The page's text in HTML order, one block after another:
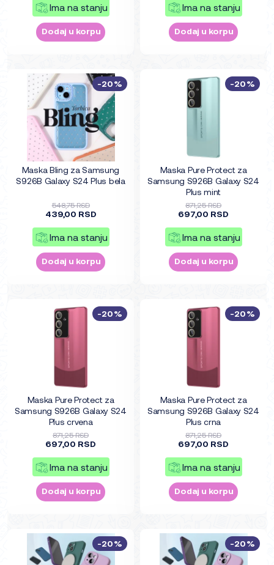
Ima na stanju
Dodaj u korpu
Ima na stanju
Dodaj u korpu
Maska Bling za Samsung
S926B Galaxy S24 Plus bela
548,75 RSD
439,00 RSD
Ima na stanju
Dodaj u korpu
-20%
Maska Pure Protect za
Samsung S926B Galaxy S24
Plus mint
871,25 RSD
697,00 RSD
Ima na stanju
Dodaj u korpu
-20%
Maska Pure Protect za
Samsung S926B Galaxy S24
Plus crvena
871,25 RSD
697,00 RSD
Ima na stanju
Dodaj u korpu
-20%
Maska Pure Protect za
Samsung S926B Galaxy S24
Plus crna
871,25 RSD
697,00 RSD
Ima na stanju
Dodaj u korpu
-20%
-20% -20%